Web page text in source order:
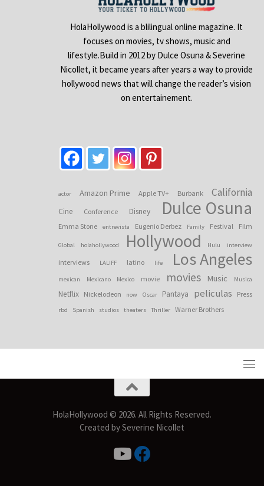
HolaHollywood is a blilingual online magazine. It
focuses on movies, tv shows, music and
lifestyle.Build in 2012 by Dulce Osuna & Severine
Nicollet, it became years after years a way to provide
hollywood news that will change the reader’s vision
on entertainement.
actor Amazon Prime Apple TV+ Burbank California
Cine Conference Disney Dulce Osuna
Emma Stone entrevista Eugenio Derbez Family Festival Film
Global holahollywood Hollywood Hulu interview
interviews LALIFF latino life Los Angeles
mexican Mexicano Mexico movie movies Music Musica
Netflix Nickelodeon now Oscar Pantaya peliculas Press
rbd Spanish studios theaters Thriller Warner Brothers
HolaHollywood © 2026. All Rights Reserved.
Created by Severine Nicollet